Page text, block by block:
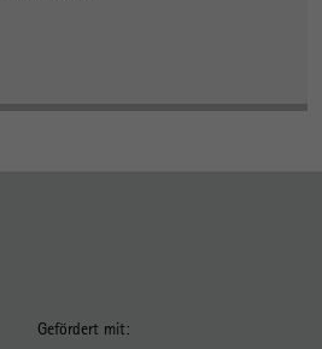
Gefördert mit: